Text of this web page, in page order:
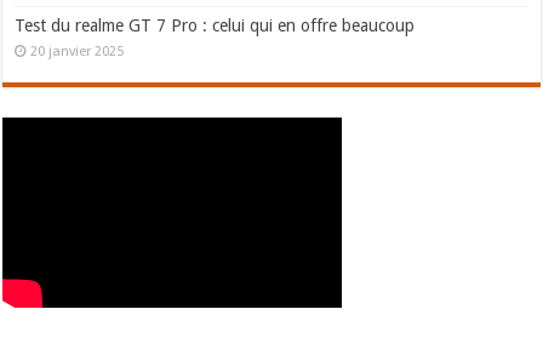
Test du realme GT 7 Pro : celui qui en offre beaucoup
20 janvier 2025